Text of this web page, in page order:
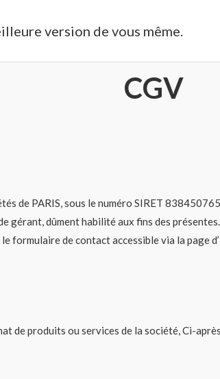
version de vous même.
CGV
de PARIS, sous le numéro SIRET
gérant, dûment habilité aux fins des présentes.
formulaire de contact accessible via la page
de produits ou services de la société, Ci-